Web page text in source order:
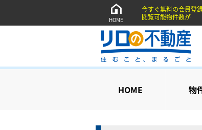
HOME
今すぐ無料の会員登
閲覧可能物件数が
HOME 物